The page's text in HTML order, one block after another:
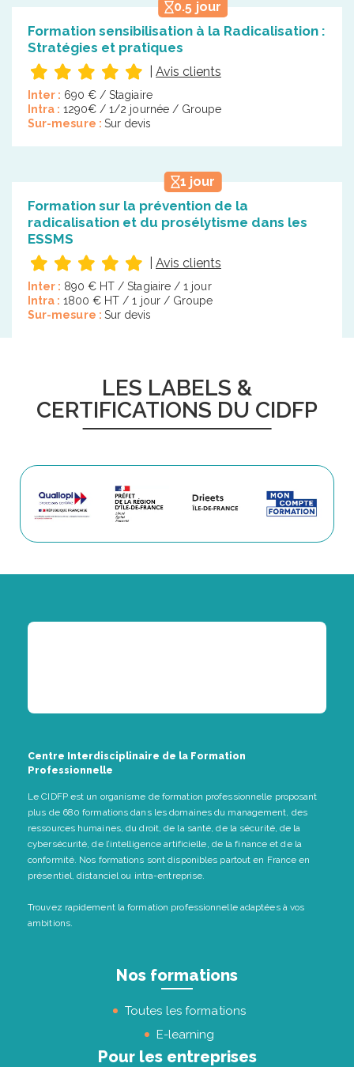
0.5 jour
Formation sensibilisation à la Radicalisation :
Stratégies et pratiques
Avis clients
Inter : 690 € / Stagiaire
Intra : 1290€ / 1/2 journée / Groupe
Sur-mesure : Sur devis
1 jour
Formation sur la prévention de la
radicalisation et du prosélytisme dans les
ESSMS
Avis clients
Inter : 890 € HT / Stagiaire / 1 jour
Intra : 1800 € HT / 1 jour / Groupe
Sur-mesure : Sur devis
LES LABELS &
CERTIFICATIONS DU CIDFP
Centre Interdisciplinaire de la Formation
Professionnelle
Le CIDFP est un organisme de formation professionnelle proposant
plus de 680 formations dans les domaines du management, des
ressources humaines, du droit, de la santé, de la sécurité, de la
cybersécurité, de l’intelligence artificielle, de la finance et de la
conformité. Nos formations sont disponibles partout en France en
présentiel, distanciel ou intra-entreprise.
Trouvez rapidement la formation professionnelle adaptées à vos
ambitions.
Nos formations
Toutes les formations
E-learning
Pour les entreprises